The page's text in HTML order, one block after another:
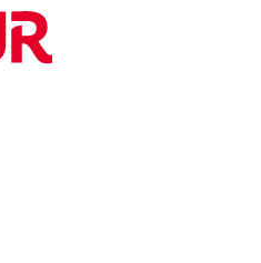
OFERTE DE NERATAT